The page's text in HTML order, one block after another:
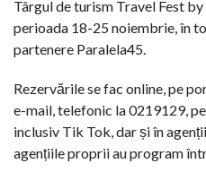
Târgul de turism Travel Fest
perioada 18-25 noiembrie, în
partenere Paralela45.
Rezervările se fac online, pe
e-mail, telefonic la 0219129,
inclusiv Tik Tok, dar și în
agențiile proprii au program